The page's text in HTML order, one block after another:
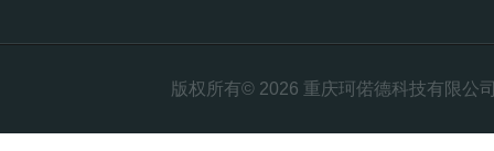
版权所有© 2026 重庆珂偌德科技有限